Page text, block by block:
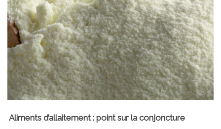
Aliments d’allaitement : point sur la conjoncture